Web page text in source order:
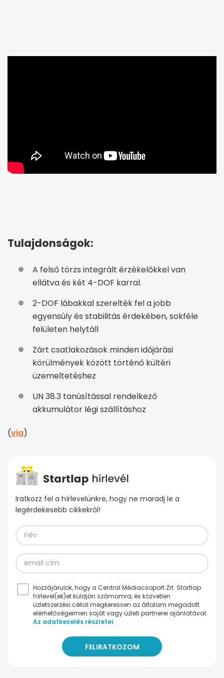
Tulajdonságok:
A felső törzs integrált érzékelőkkel van
ellátva és két 4-DOF karral.
2-DOF lábakkal szerelték fel a jobb
egyensúly és stabilitás érdekében, sokféle
felületen helytáll
Zárt csatlakozások minden időjárási
körülmények között történő kültéri
üzemeltetéshez
UN 38.3 tanúsítással rendelkező
akkumulátor légi szállításhoz
(via)
Iratkozz fel a hírlevelünkre, hogy ne maradj le a
legérdekesebb cikkekről!
Hozzájárulok, hogy a Central Médiacsoport Zrt. Startlap
hírlevel(ek)et küldjön számomra, és közvetlen
üzletszerzési céllal megkeressen az általam megadott
elérhetőségeimen saját vagy üzleti partnerei ajánlatával.
Az adatkezelés részletei